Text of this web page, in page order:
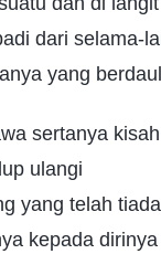
dari selama-
yang
sertanya
ulangi
yang telah
kepada